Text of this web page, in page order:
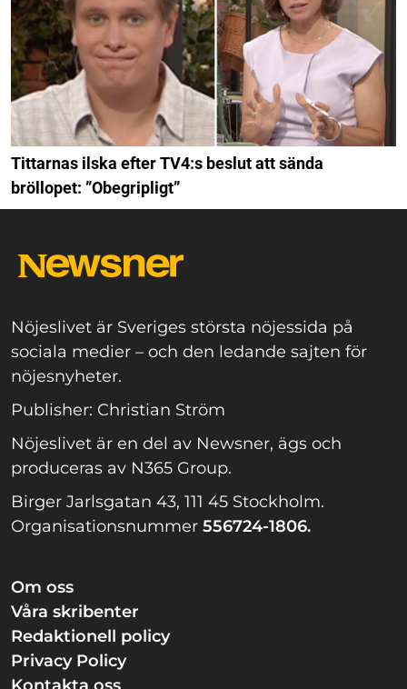
Tittarnas ilska efter TV4:s beslut att sända
bröllopet: ”Obegripligt”
Nöjeslivet är Sveriges största nöjessida på
sociala medier – och den ledande sajten för
nöjesnyheter.
Publisher: Christian Ström
Nöjeslivet är en del av Newsner, ägs och
produceras av N365 Group.
Birger Jarlsgatan 43, 111 45 Stockholm.
Organisationsnummer 556724-1806.
Om oss
Våra skribenter
Redaktionell policy
Privacy Policy